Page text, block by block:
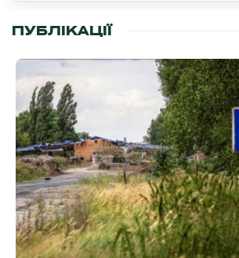
ПУБЛІКАЦІЇ